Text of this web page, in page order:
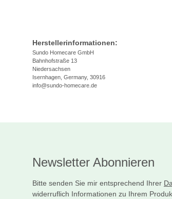
Herstellerinformationen:
Sundo Homecare GmbH
Bahnhofstraße 13
Niedersachsen
Isernhagen, Germany, 30916
info@sundo-homecare.de
Newsletter Abonnieren
Bitte senden Sie mir entsprechend Ihrer
widerruflich Informationen zu Ihrem